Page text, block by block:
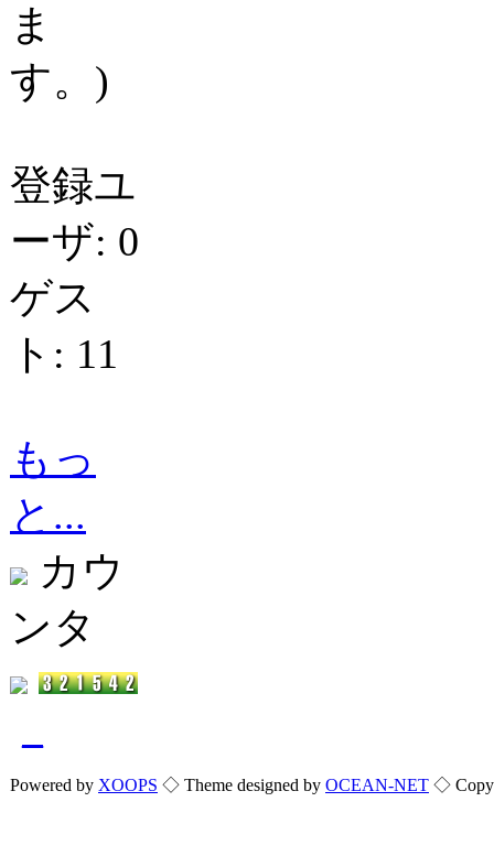
ま
す。)
登録ユ
ーザ: 0
ゲス
ト: 11
もっ
と...
カウ
ンタ
Powered by XOOPS ◇ Theme designed by OCEAN-NET ◇